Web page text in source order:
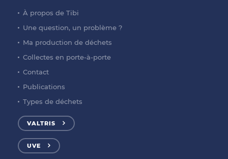
À propos de Tibi
Une question, un problème ?
Ma production de déchets
Collectes en porte-à-porte
Contact
Publications
Types de déchets
VALTRIS
UVE